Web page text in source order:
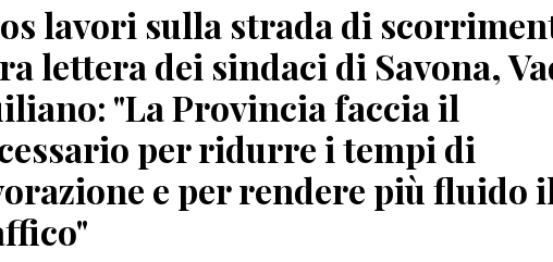
lavori sulla strada di
lettera dei sindaci di Savona,
"La Provincia faccia il
per ridurre i tempi di
e per rendere più fluido